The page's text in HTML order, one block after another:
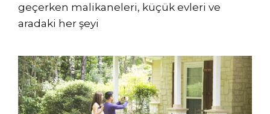
geçerken malikaneleri, küçük evleri ve
aradaki her şeyi